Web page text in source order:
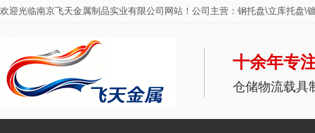
欢迎光临南京飞天金属制品实业有限公司网站！公司主营：钢托盘\立库托盘\
十余年专
仓储物流载具